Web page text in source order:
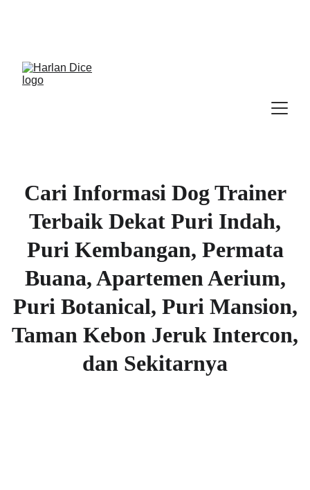
Cari Informasi Dog Trainer
Terbaik Dekat Puri Indah,
Puri Kembangan, Permata
Buana, Apartemen Aerium,
Puri Botanical, Puri Mansion,
Taman Kebon Jeruk Intercon,
dan Sekitarnya